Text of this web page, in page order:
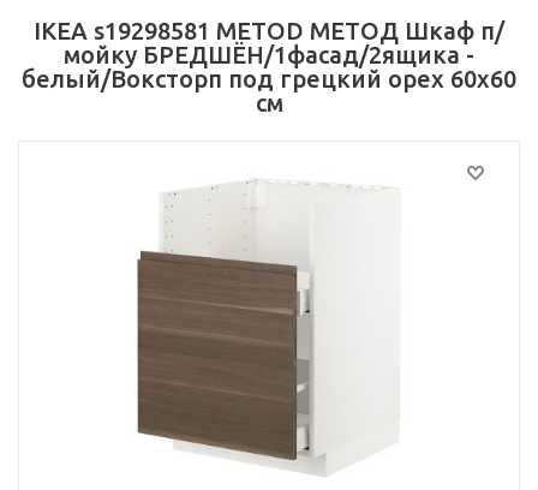
IKEA s19298581 METOD МЕТОД Шкаф п/
мойку БРЕДШЁН/1фасад/2ящика -
белый/Воксторп под грецкий орех 60x60
см